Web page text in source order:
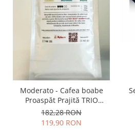
Moderato - Cafea boabe
Proaspăt Prajită TRIO
SELECT by Răzvan
Păunescu, blend 100%
182,28 RON
119,90 RON